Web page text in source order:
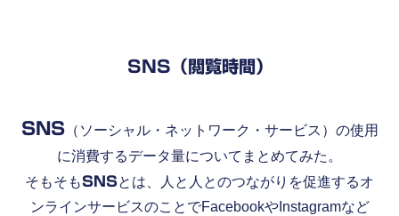
SNS（閲覧時間）
SNS（ソーシャル・ネットワーク・サービス）の使用
に消費するデータ量についてまとめてみた。
そもそもSNSとは、人と人とのつながりを促進するオ
ンラインサービスのことでFacebookやInstagramなど